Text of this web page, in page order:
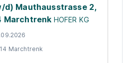
d) Mauthausstrasse 2,
Marchtrenk HOFER KG
Marchtrenk